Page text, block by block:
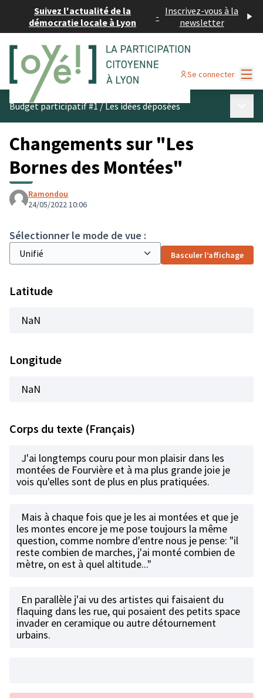
Suivez l'actualité de la
démocratie locale à Lyon
- Inscrivez-vous à la
newsletter
Se connecter
Budget participatif #1/Les idées déposées
Changements sur "Les
Bornes des Montées"
Ramondou
24/05/2022 10:06
Sélectionner le mode de vue :
Basculer l’affichage
Latitude
NaN
Longitude
NaN
Corps du texte (Français)
J'ai longtemps couru pour mon plaisir dans les
montées de Fourvière et à ma plus grande joie je
vois qu'elles sont de plus en plus pratiquées.
Mais à chaque fois que je les ai montées et que je
les montes encore je me pose toujours la même
question, comme nombre d'entre nous je pense: "il
reste combien de marches, j'ai monté combien de
mètre, on est à quel altitude..."
En parallèle j'ai vu des artistes qui faisaient du
flaquing dans les rue, qui posaient des petits space
invader en ceramique ou autre détournement
urbains.